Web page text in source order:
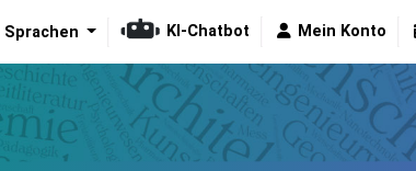
Sprachen KI-Chatbot Mein Konto